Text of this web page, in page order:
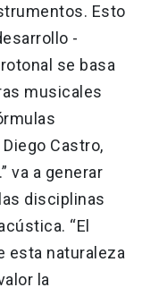
Esto
-
se basa
musicales
Castro,
va a generar
disciplinas
“El
esta naturaleza
la